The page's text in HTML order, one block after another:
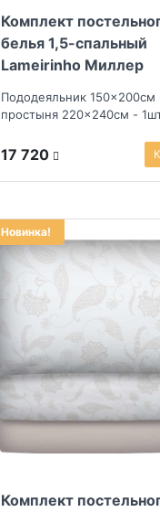
Комплект
белья 1,5-спальный
Lameirinho Миллер
Пододеяльник 150x200см
простыня 220x240см -
17 720
Новинка!
Комплект